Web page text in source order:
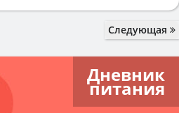
Следующая
Дневник
питания